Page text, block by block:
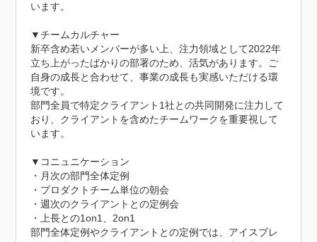
います。
▼チームカルチャー
新卒含め若いメンバーが多い上、注力領域として2022年
立ち上がったばかりの部署のため、活気があります。ご
自身の成長と合わせて、事業の成長も実感いただける環
境です。
部門全員で特定クライアント1社との共同開発に注力して
おり、クライアントを含めたチームワークを重要視して
います。
▼コニュニケーション
・月次の部門全体定例
・プロダクトチーム単位の朝会
・週次のクライアントとの定例会
・上長との1on1、2on1
部門全体定例やクライアントとの定例では、アイスブレ